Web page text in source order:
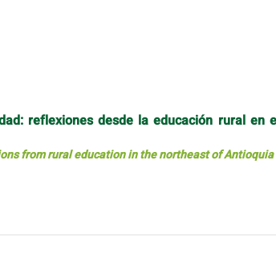
reflexiones desde la educación rural en
from rural education in the northeast of Antioquia